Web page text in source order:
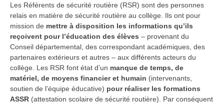
Les Référents de sécurité routière (RSR) sont des personnes
relais en matière de sécurité routière au collège. Ils ont pour
mission de mettre à disposition les informations qu’ils
reçoivent pour l’éducation des élèves – provenant du
Conseil départemental, des correspondant académiques, des
partenaires extérieurs et autres – aux différents acteurs du
collège. Les RSR font état d’un manque de temps, de
matériel, de moyens financier et humain (intervenants,
soutien de l’équipe éducative) pour réaliser les formations
ASSR (attestation scolaire de sécurité routière). Par conséquent